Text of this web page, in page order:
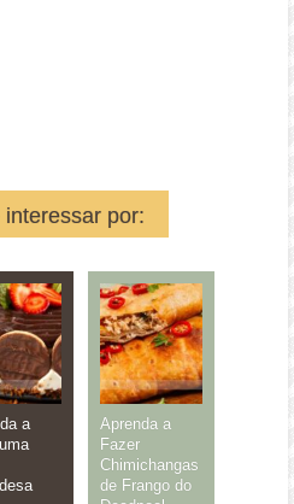
por:
a
Aprenda a
Fazer
Chimichangas
de Frango do